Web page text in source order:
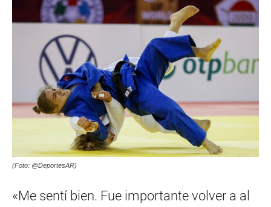
(Foto: @DeportesAR)
«Me sentí bien. Fue importante volver a al